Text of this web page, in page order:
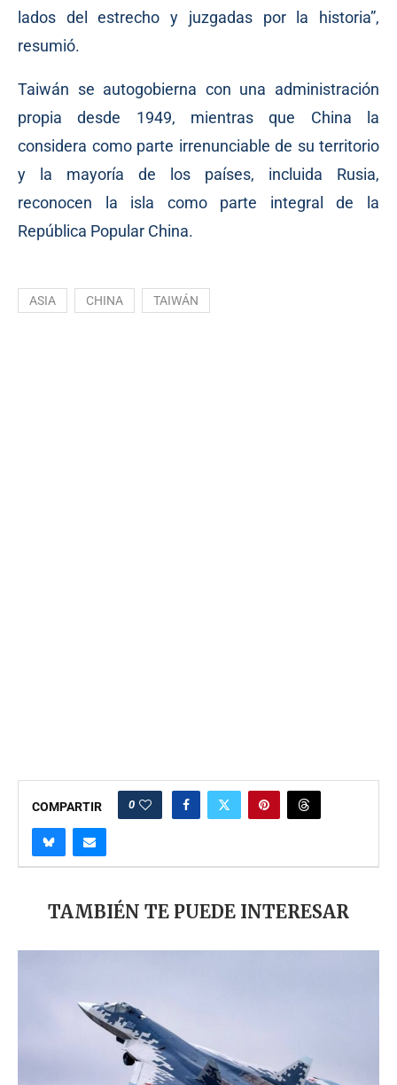
lados del estrecho y juzgadas por la historia”,
resumió.
Taiwán se autogobierna con una administración
propia desde 1949, mientras que China la
considera como parte irrenunciable de su territorio
y la mayoría de los países, incluida Rusia,
reconocen la isla como parte integral de la
República Popular China.
ASIA CHINA TAIWÁN
COMPARTIR 0
TAMBIÉN TE PUEDE INTERESAR